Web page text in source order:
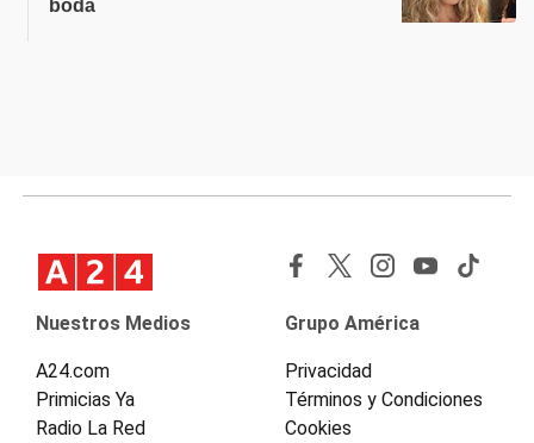
boda
Nuestros Medios
A24.com
Primicias Ya
Radio La Red
Grupo América
Privacidad
Términos y Condiciones
Cookies